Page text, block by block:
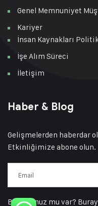
Genel Memnuniyet
Kariyer
İnsan Kaynakları
İşe Alım Süreci
İletişim
Haber & Blog
Gelişmelerden haberdar
Etkinliğimize abone olun.
Bir sorunuz mu var?